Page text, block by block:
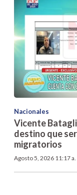
Nacionales
Vicente
destino que
migratorios
Agosto 5, 2026 11:17 a.